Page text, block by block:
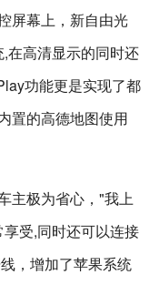
屏幕上，新自由光
在高清显示的同时还
功能更是实现了都
置的高德地图使用
主极为省心，"我上
受,同时还可以连接
，增加了苹果系统